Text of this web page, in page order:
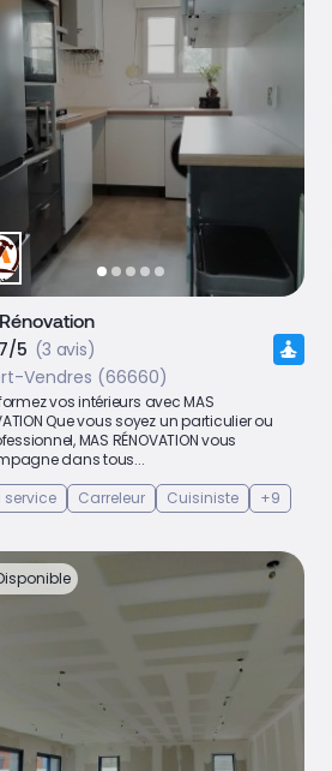
5 (3 avis)
Vendres (66660)
vos intérieurs avec MAS
Que vous soyez un particulier ou
MAS RÉNOVATION vous
dans tous...
service
Carreleur Cuisiniste +9